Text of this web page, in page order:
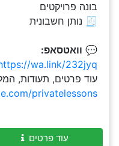
בונה פרויקטים
🧾 נותן חשבונית
💬 וואטסאפ:
wa.link/232jyq
עוד פרטים, תעודות,
privatelessons
עוד פרטים